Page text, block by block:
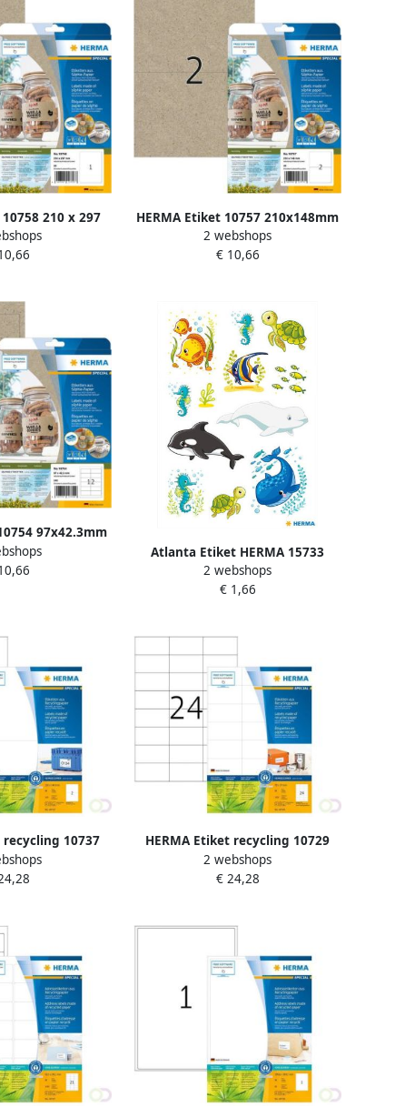
210 x 297
20 stuks
HERMA Etiket 10757 210x148mm
silphie bruin 40 stuks
2 webshops
€ 10,66
97x42.3mm
240 stuks
Atlanta Etiket HERMA 15733
walvissen en zeedieren
2 webshops
€ 1,66
recycling 10737
160stuks wit
HERMA Etiket recycling 10729
70x37mm 1920stuks wit
2 webshops
€ 24,28